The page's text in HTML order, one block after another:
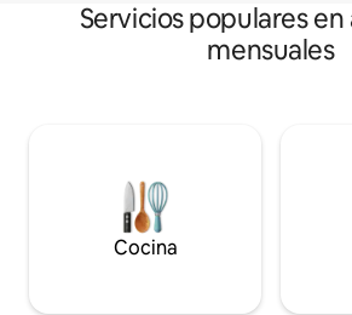
Servicios populares
mensuales
Cocina